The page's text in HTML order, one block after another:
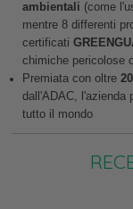
ambientali (come
mentre 8 differenti
certificati
chimiche pericolose
Premiata con oltre
dall'ADAC, l'azienda
tutto il mondo